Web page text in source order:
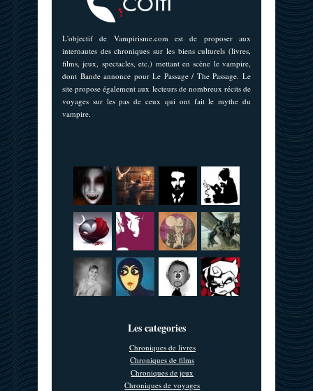
L'objectif de Vampirisme.com est de proposer aux
internautes des chroniques sur les biens culturels (livres,
films, jeux, spectacles, etc.) mettant en scène le vampire,
dont Bande annonce pour Le Passage / The Passage. Le
site propose également aux lecteurs de nombreux récits de
voyages sur les pas de ceux qui ont fait le mythe du
vampire.
Les categories
Chroniques de livres
Chroniques de films
Chroniques de jeux
Chroniques de voyages